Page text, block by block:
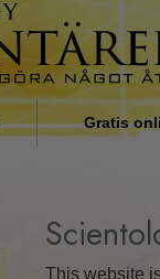
Gratis
This website